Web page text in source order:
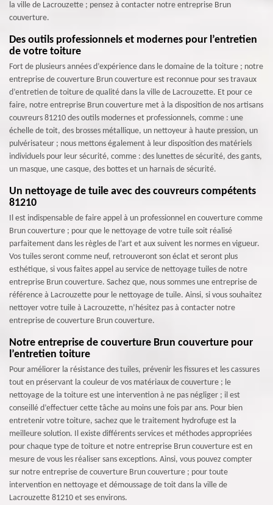
la ville de Lacrouzette ; pensez à contacter notre entreprise Brun
couverture.
Des outils professionnels et modernes pour l’entretien
de votre toiture
Fort de plusieurs années d’expérience dans le domaine de la toiture ; notre
entreprise de couverture Brun couverture est reconnue pour ses travaux
d’entretien de toiture de qualité dans la ville de Lacrouzette. Et pour ce
faire, notre entreprise Brun couverture met à la disposition de nos artisans
couvreurs 81210 des outils modernes et professionnels, comme : une
échelle de toit, des brosses métallique, un nettoyeur à haute pression, un
pulvérisateur ; nous mettons également à leur disposition des matériels
individuels pour leur sécurité, comme : des lunettes de sécurité, des gants,
un masque, une casque, des bottes et un harnais de sécurité.
Un nettoyage de tuile avec des couvreurs compétents
81210
Il est indispensable de faire appel à un professionnel en couverture comme
Brun couverture ; pour que le nettoyage de votre tuile soit réalisé
parfaitement dans les règles de l’art et aux suivent les normes en vigueur.
Vos tuiles seront comme neuf, retrouveront son éclat et seront plus
esthétique, si vous faites appel au service de nettoyage tuiles de notre
entreprise Brun couverture. Sachez que, nous sommes une entreprise de
référence à Lacrouzette pour le nettoyage de tuile. Ainsi, si vous souhaitez
nettoyer votre tuile à Lacrouzette, n’hésitez pas à contacter notre
entreprise de couverture Brun couverture.
Notre entreprise de couverture Brun couverture pour
l’entretien toiture
Pour améliorer la résistance des tuiles, prévenir les fissures et les cassures
tout en préservant la couleur de vos matériaux de couverture ; le
nettoyage de la toiture est une intervention à ne pas négliger ; il est
conseillé d’effectuer cette tâche au moins une fois par ans. Pour bien
entretenir votre toiture, sachez que le traitement hydrofuge est la
meilleure solution. Il existe différents services et méthodes appropriées
pour chaque type de toiture et notre entreprise Brun couverture est en
mesure de vous les réaliser sans exceptions. Ainsi, vous pouvez compter
sur notre entreprise de couverture Brun couverture ; pour toute
intervention en nettoyage et démoussage de toit dans la ville de
Lacrouzette 81210 et ses environs.